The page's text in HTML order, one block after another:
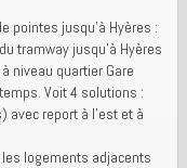
pointes jusqu’à Hyères :
tramway jusqu’à Hyères
niveau quartier Gare
Voit 4 solutions :
avec report à l’est et à
logements adjacents